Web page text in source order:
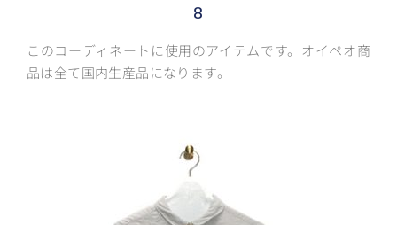
8
このコーディネートに使用のアイテムです。オイペオ商
品は全て国内生産品になります。